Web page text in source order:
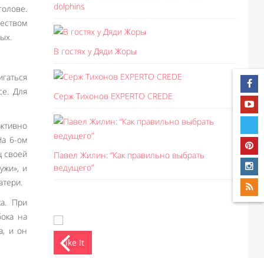
Для
6-ом
своей
и
При
на
и он
dolphins
В гостях у Дяди Жоры
Серж Тихонов EXPERTO CREDE
Павел Жилин: “Как правильно выбрать
ведущего”
Like It